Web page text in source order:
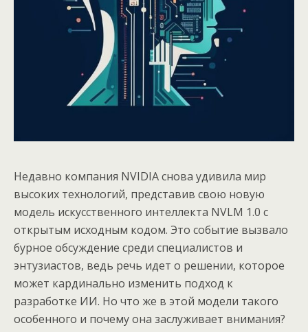
Недавно компания NVIDIA снова удивила мир
высоких технологий, представив свою новую
модель искусственного интеллекта NVLM 1.0 с
открытым исходным кодом. Это событие вызвало
бурное обсуждение среди специалистов и
энтузиастов, ведь речь идет о решении, которое
может кардинально изменить подход к
разработке ИИ. Но что же в этой модели такого
особенного и почему она заслуживает внимания?